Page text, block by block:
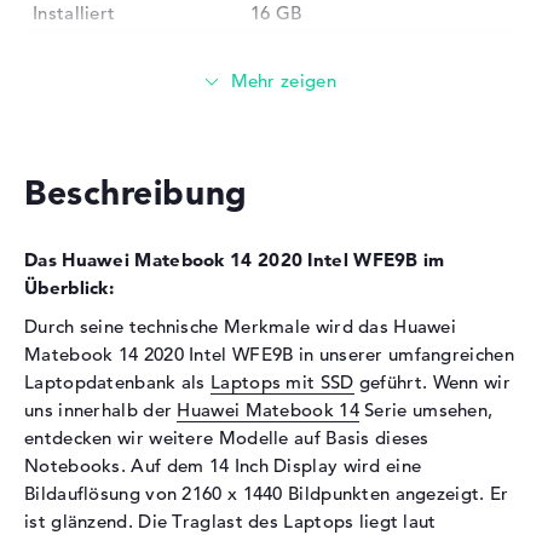
Installiert
16 GB
2133 MHz
Schnittstelle
Laufwerks-Typ
ohne Laufwerk
Display-Typ
14" TFT
Max. Auflösung
2160 x 1440
Besonderheiten
Multi-Touchscreen, glänzend,
LED-Hintergrundbeleuchtung,
IPS Panel
Audio
Beschreibung
Das Huawei Matebook 14 2020 Intel WFE9B im
Überblick:
Durch seine technische Merkmale wird das Huawei
Matebook 14 2020 Intel WFE9B in unserer umfangreichen
Laptopdatenbank als Laptops mit SSD geführt. Wenn wir
uns innerhalb der Huawei Matebook 14Serie umsehen,
entdecken wir weitere Modelle auf Basis dieses
Notebooks. Auf dem 14 Inch Display wird eine
Bildauflösung von 2160 x 1440 Bildpunkten angezeigt. Er
ist glänzend. Die Traglast des Laptops liegt laut